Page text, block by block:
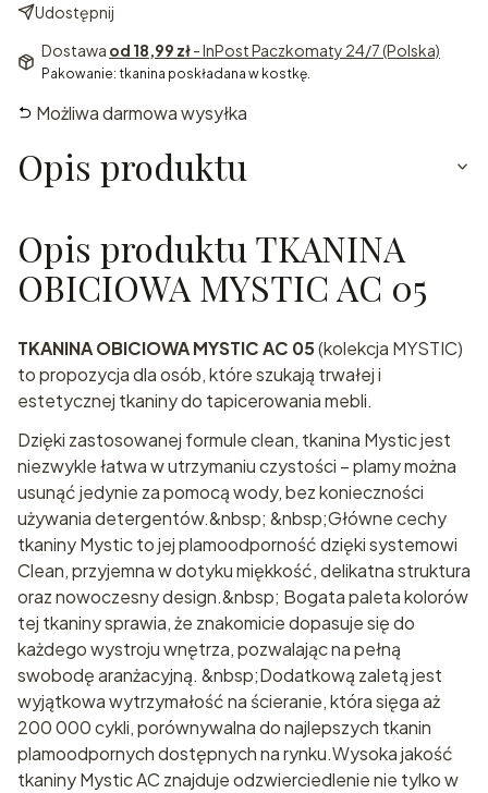
Udostępnij
Dostawa od 18,99 zł- InPost Paczkomaty 24/7 (Polska)
Pakowanie: tkanina poskładana w kostkę.
Możliwa darmowa wysyłka
Opis produktu
Opis produktu TKANINA
OBICIOWA MYSTIC AC 05
TKANINA OBICIOWA MYSTIC AC 05(kolekcja MYSTIC)
to propozycja dla osób, które szukają trwałej i
estetycznej tkaniny do tapicerowania mebli.
Dzięki zastosowanej formule clean, tkanina Mystic jest
niezwykle łatwa w utrzymaniu czystości – plamy można
usunąć jedynie za pomocą wody, bez konieczności
używania detergentów.&nbsp; &nbsp;Główne cechy
tkaniny Mystic to jej plamoodporność dzięki systemowi
Clean, przyjemna w dotyku miękkość, delikatna struktura
oraz nowoczesny design.&nbsp; Bogata paleta kolorów
tej tkaniny sprawia, że znakomicie dopasuje się do
każdego wystroju wnętrza, pozwalając na pełną
swobodę aranżacyjną. &nbsp;Dodatkową zaletą jest
wyjątkowa wytrzymałość na ścieranie, która sięga aż
200 000 cykli, porównywalna do najlepszych tkanin
plamoodpornych dostępnych na rynku.Wysoka jakość
tkaniny Mystic AC znajduje odzwierciedlenie nie tylko w